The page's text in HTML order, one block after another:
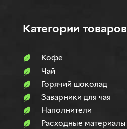
Категории товаров
Кофе
Чай
Горячий шоколад
Заварники для чая
Наполнители
Расходные материалы